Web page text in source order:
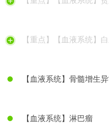
【重点】【血液系统】
【血液系统】骨髓增生
【血液系统】淋巴瘤